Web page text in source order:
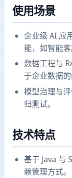
使用场景
企业级 AI 应
能，如智能
数据工程与
于企业数据的
模型治理与
归测试。
技术特点
基于 Java 与
赖管理方式。